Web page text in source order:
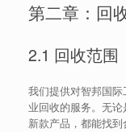
第二章：回
2.1 回收范围
我们提供对智邦国
业回收的服务。无
新款产品，都能找到